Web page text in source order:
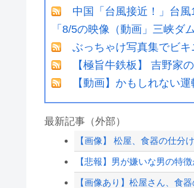
中国「台風接近！」台
「8/5の映像（動画」三峡
ぶっちゃけ写真集でビ
【極旨牛鉄板】 吉野家
【動画】かもしれない
最新記事（外部）
【画像】 松屋、食器の仕分
【悲報】男が嫌いな男の特
【画像あり】松屋さん、食